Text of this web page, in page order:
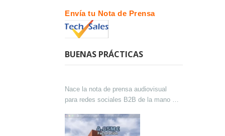
Envía tu Nota de Prensa
BUENAS PRÁCTICAS
Nace la nota de prensa audiovisual
para redes sociales B2B de la mano de